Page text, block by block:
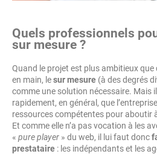
Quels professionnels
sur mesure ?
Quand le projet est plus ambitieux que
en main, lesur mesure (à des degrés
comme une solution nécessaire. Mais
rapidement, en général, que l’entreprise
ressources compétentes pour aboutir
Et comme elle n’a pas vocation à les
« pure player » du web, il lui faut donc
prestataire : les indépendants et les